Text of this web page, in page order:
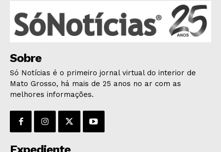
POLÍCIA
ESPORTES
ECONOMIA
OPINIÃO
Sobre
Só Notícias é o primeiro jornal virtual do interior de
Mato Grosso, há mais de 25 anos no ar com as
melhores informações.